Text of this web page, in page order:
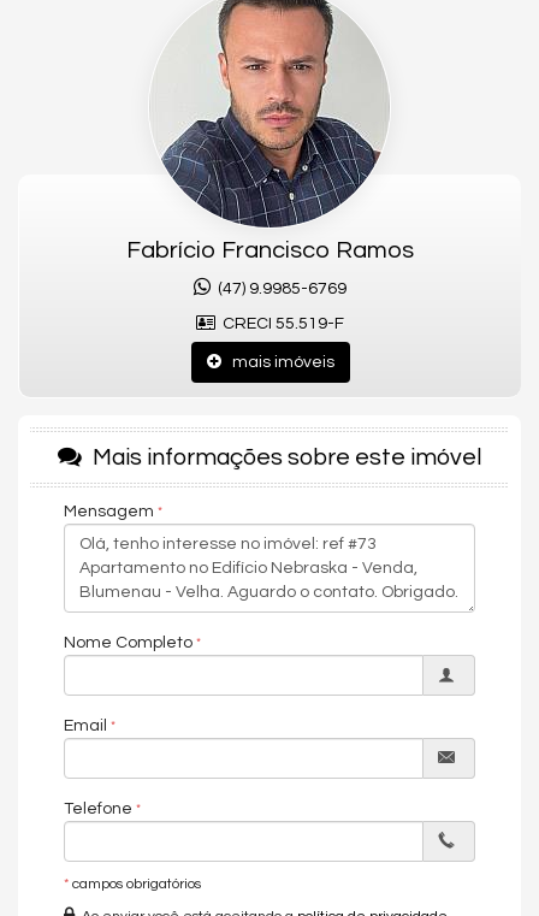
comodidade, lazer e uma localização privilegiada.
🔹 Características do apartamento:
• 100% mobiliado, decorado e equipado com eletrodomésticos
• 2 suítes, com ambientes planejados e aconchegantes
• Ambientes integrados: sala de estar, jantar, cozinha e
lavanderia, com excelente aproveitamento de espaço
• 2 vagas de garagem privativas
• Acabamentos de alto padrão, design moderno e elegante
🔸 Infraestrutura do condomínio:
• Salão de festas mobiliado e decorado
• Porteiro eletrônico e segurança
📍 Localização privilegiada:
• Próximo à Vila Germânica, Supermercado Angeloni e a uma
ampla rede de comércios, serviços, padarias, farmácias e
restaurantes.
💎 Perfeito para quem busca um lar pronto para morar, sem
precisar se preocupar com reformas ou mobília. Basta entrar e
Agende sua visita e se encante com este imóvel completo!
CRECI SC 55519F
Oportunidade para quem procura morar em um apartamento
finamente mobiliado, situado próximo A Vila Germânica.
Fabrício Francisco Ramos
(47) 9.9985-6769
CRECI 55.519-F
mais imóveis
Mais informações sobre este imóvel
Mensagem
Nome Completo
Email
Telefone
* campos obrigatórios